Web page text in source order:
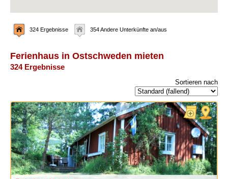
324 Ergebnisse 354 Andere Unterkünfte an/aus
Ferienhaus in Ostschweden mieten
324 Ergebnisse
Sortieren nach